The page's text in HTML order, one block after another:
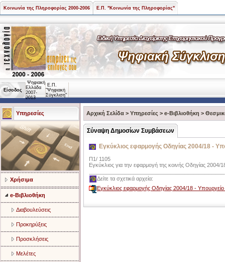
Κοινωνία της Πληροφορίας 2000-2006 Ε.Π. "Κοινωνία της Πληροφορίας"
Είσοδος
Ψηφιακή
Ελλάδα
2007-
2013
Ε.Π.
"Ψηφιακή
Σύγκλιση"
Υπηρεσίες
Χρήσιμα
e-Βιβλιοθήκη
Διαβουλεύσεις
Προκηρύξεις
Προσκλήσεις
Μελέτες
Αρχική Σελίδα > Υπηρεσίες > e-Βιβλιοθήκη >
Σύναψη Δημοσίων Συμβάσεων
Εγκύκλιος εφαρμογής Οδηγίας 2004/18 -
Π1/ 1105
Εγκύκλιος για την εφαρμογή της κοινής Οδηγίας 2004/
Δείτε τα σχετικά αρχεία:
Εγκύκλιος εφαρμογής Οδηγίας 2004/18 -